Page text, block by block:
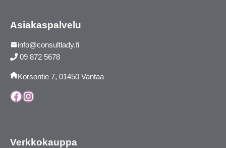
Asiakaspalvelu
info@consultlady.fi
09 872 5678
Korsontie 7, 01450 Vantaa
Facebook
Instagram
Verkkokauppa